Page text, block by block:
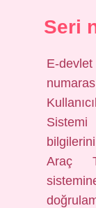
Seri
E-
Araç